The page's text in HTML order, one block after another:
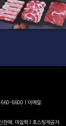
660-6600 | 이메일:
판매: 미입력 | 호스팅제공자: